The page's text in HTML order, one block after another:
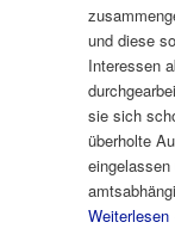
und diese
Interessen
sie sich
überholte
Weiterlesen